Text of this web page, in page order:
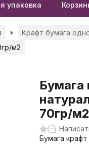
упаковка
Крафт бумага
м2
Бумага
70гр/м2
Бумага